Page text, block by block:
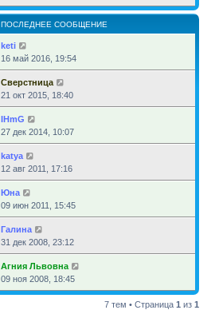
ПОСЛЕДНЕЕ СООБЩЕНИЕ
keti
16 май 2016, 19:54
Сверстница
21 окт 2015, 18:40
IHmG
27 дек 2014, 10:07
katya
12 авг 2011, 17:16
Юна
09 июн 2011, 15:45
Галина
31 дек 2008, 23:12
Агния Львовна
09 ноя 2008, 18:45
7 тем • Страница 1 из 1